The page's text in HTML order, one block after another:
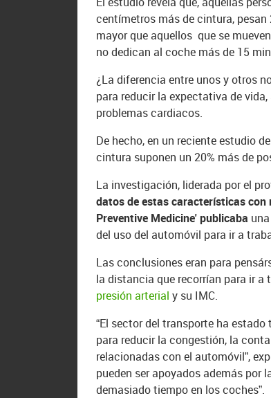
centímetros más de cintura,
mayor que aquellos que se
no dedican al coche más de 15
¿La diferencia entre unos y otros
para reducir la expectativa de
problemas cardiacos.
De hecho, en un reciente estudio
cintura suponen un 20% más de
La investigación, liderada por el
datos de estas características con
Preventive Medicine' publicaba
del uso del automóvil para ir a
Las conclusiones eran para
la distancia que recorrían para ir a
presión arterialy su IMC.
“El sector del transporte ha
para reducir la congestión, la
relacionadas con el automóvil”,
pueden ser apoyados además por
demasiado tiempo en los coches”.